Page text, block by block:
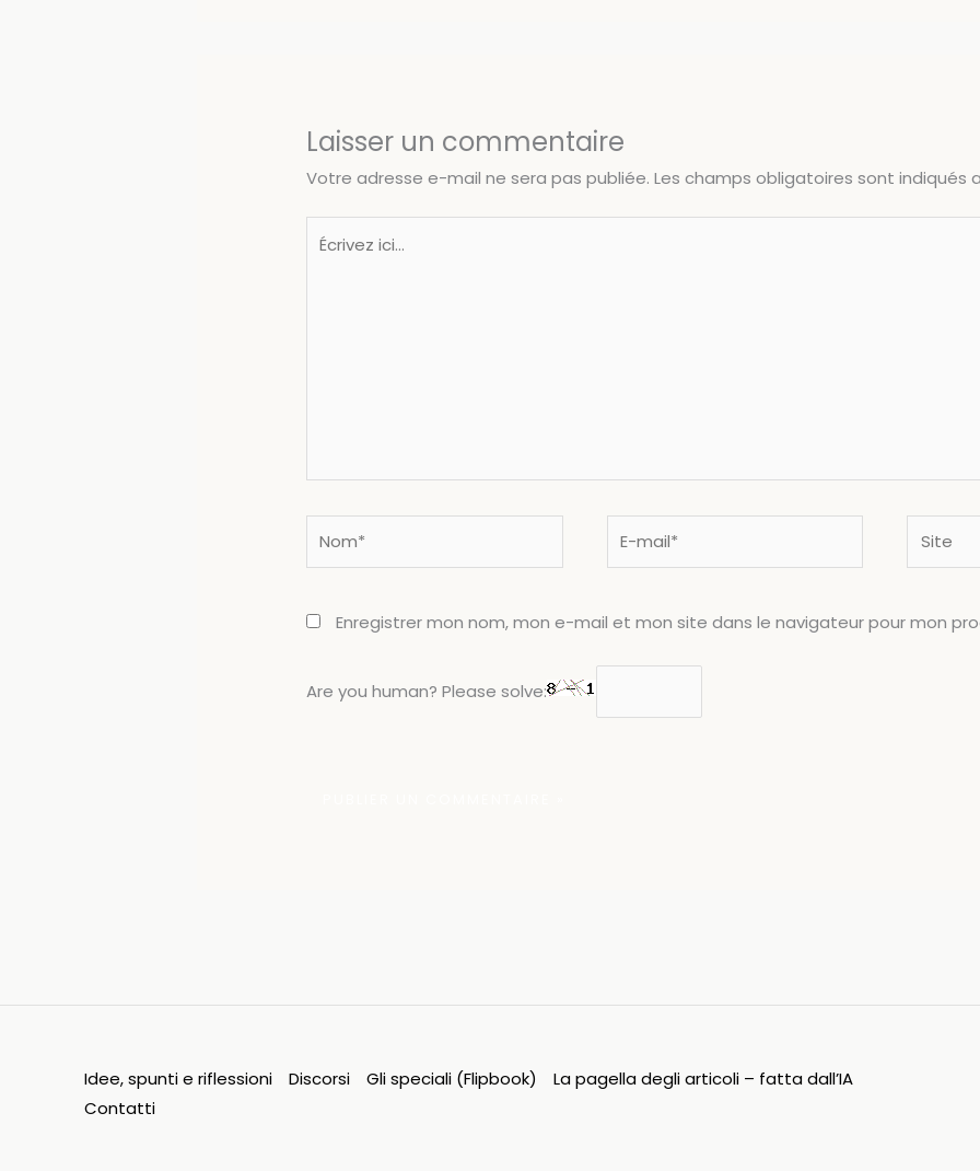
Laisser un commentaire
Votre adresse e-mail ne sera pas publiée. Les champs obligatoires sont indiqués
Enregistrer mon nom, mon e-mail et mon site dans le navigateur pour mon
Are you human? Please solve:
Idee, spunti e riflessioni Discorsi Gli speciali (Flipbook)
La pagella degli articoli – fatta dall’IA
Contatti